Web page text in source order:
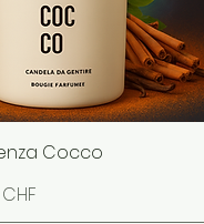
Schnellansicht
Cocco